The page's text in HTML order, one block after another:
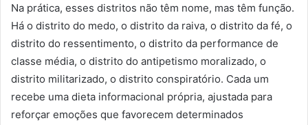
Na prática, esses distritos não têm nome, mas têm função.
Há o distrito do medo, o distrito da raiva, o distrito da fé, o
distrito do ressentimento, o distrito da performance de
classe média, o distrito do antipetismo moralizado, o
distrito militarizado, o distrito conspiratório. Cada um
recebe uma dieta informacional própria, ajustada para
reforçar emoções que favorecem determinados